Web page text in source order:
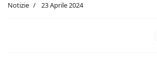
Notizie 23 Aprile 2024